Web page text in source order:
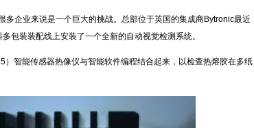
企业来说是一个巨大的挑战。总部位于英国的集成商Bytronic最近
包装装配线上安装了一个全新的自动视觉检测系统。
智能传感器热像仪与智能软件编程结合起来，以检查热熔胶在多纸